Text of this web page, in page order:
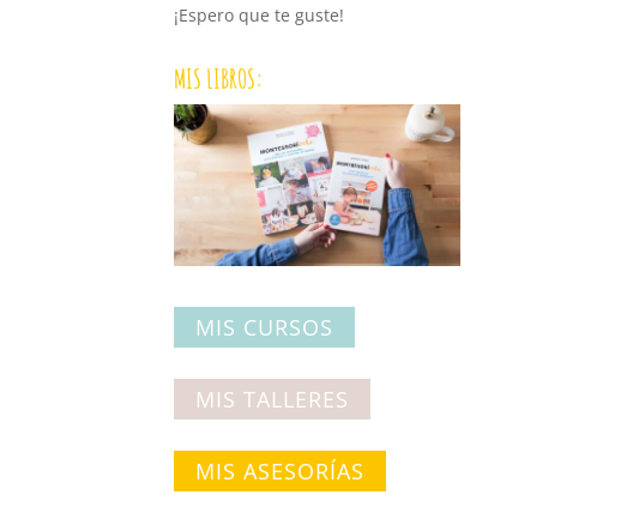
¡Espero que te guste!
MIS LIBROS:
MIS CURSOS
MIS TALLERES
MIS ASESORÍAS